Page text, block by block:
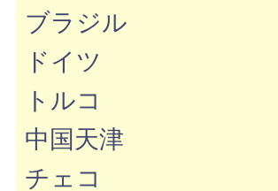
ブラジル
ドイツ
トルコ
中国天津
チェコ